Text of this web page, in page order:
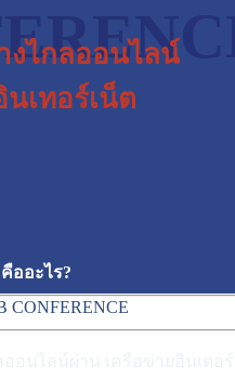
งไกลออนไลน์
เทอร์เน็ต
ออะไร?